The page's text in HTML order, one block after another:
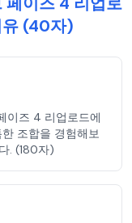
유 (40자)
이즈 4 리업로드에
조합을 경험해보
. (180자)